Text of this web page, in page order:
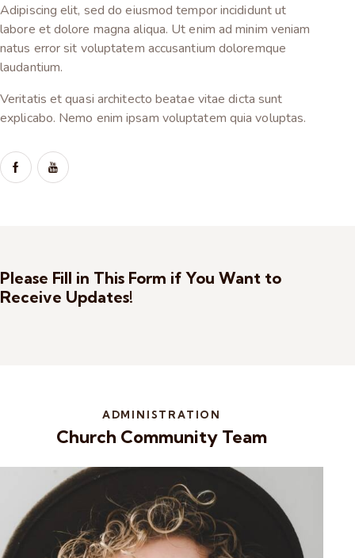
Adipiscing elit, sed do eiusmod tempor incididunt ut
labore et dolore magna aliqua. Ut enim ad minim veniam
natus error sit voluptatem accusantium doloremque
laudantium.
Veritatis et quasi architecto beatae vitae dicta sunt
explicabo. Nemo enim ipsam voluptatem quia voluptas.
Please Fill in This Form if You Want to
Receive Updates!
ADMINISTRATION
Church Community Team